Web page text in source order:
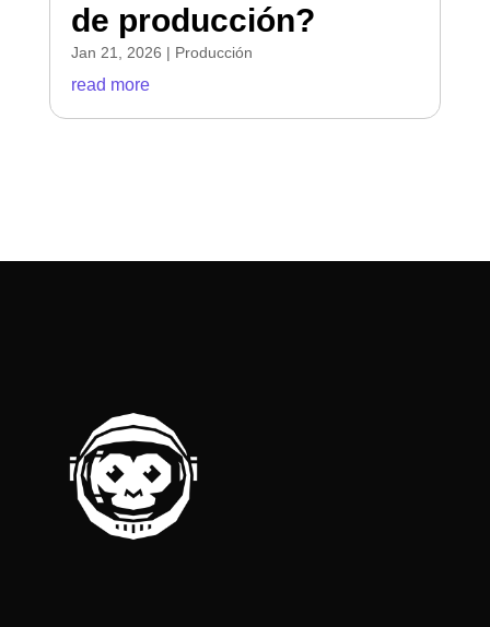
de producción?
Jan 21, 2026 | Producción
read more